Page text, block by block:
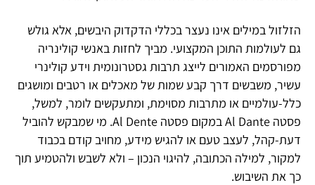
הזלזול במילים אינו נעצר בכללי הדקדוק היבשים, אלא גולש
גם לעולמות התוכן המקצועי. מביך לחזות באנשי קולינריה
מפורסמים האמורים לייצג תרבות גסטרונומית וידע קולינרי
עשיר, משבשים דרך קבע שמות של מאכלים או רטבים ומושגים
כלל-עולמיים או מתרבות מסוימת, ומתעקשים לומר, למשל,
פסטה Al Dante במקום פסטה Al Dente. מי שמבקש להוביל
דעת-קהל, לעצב טעם או להגיש מידע, מחויב קודם בכבוד
למקור, למילה הכתובה, להיגוי הנכון – ולא לשבש ולהטמיע תוך
כך את השיבוש.